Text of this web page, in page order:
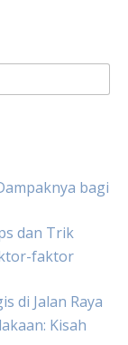
bagi
dan Trik
faktor
di Jalan Raya
Kisah